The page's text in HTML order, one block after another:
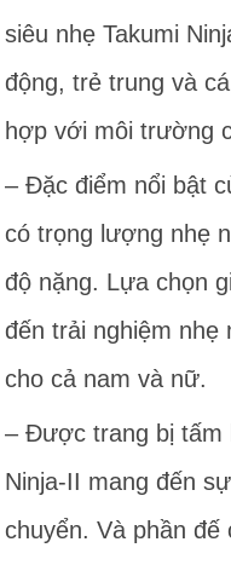
siêu nhẹ Takumi
động, trẻ trung và
hợp với môi trường
– Đặc điểm nổi bật
có trọng lượng nhẹ
độ nặng. Lựa chọn
đến trải nghiệm nhẹ
cho cả nam và nữ.
– Được trang bị tấm
Ninja-II mang đến
chuyển. Và phần đế